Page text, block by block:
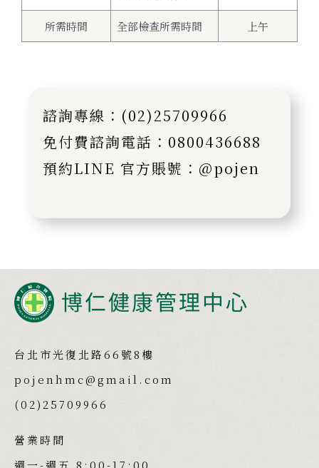
所需時間 全部檢查所需時間 上午
諮詢專線：(02)25709966
免付費諮詢電話：0800436688
預約LINE 官方賬號：@pojen
台北市光復北路66號8樓
pojenhmc@gmail.com
(02)25709966
營業時間
週一-週五 8:00-17:00